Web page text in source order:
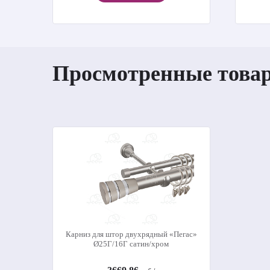
Просмотренные
Карниз для штор двухрядный «Пегас»
Ø25Г/16Г сатин/хром